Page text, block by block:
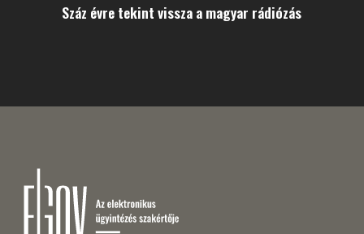
Száz évre tekint vissza a magyar rádiózás